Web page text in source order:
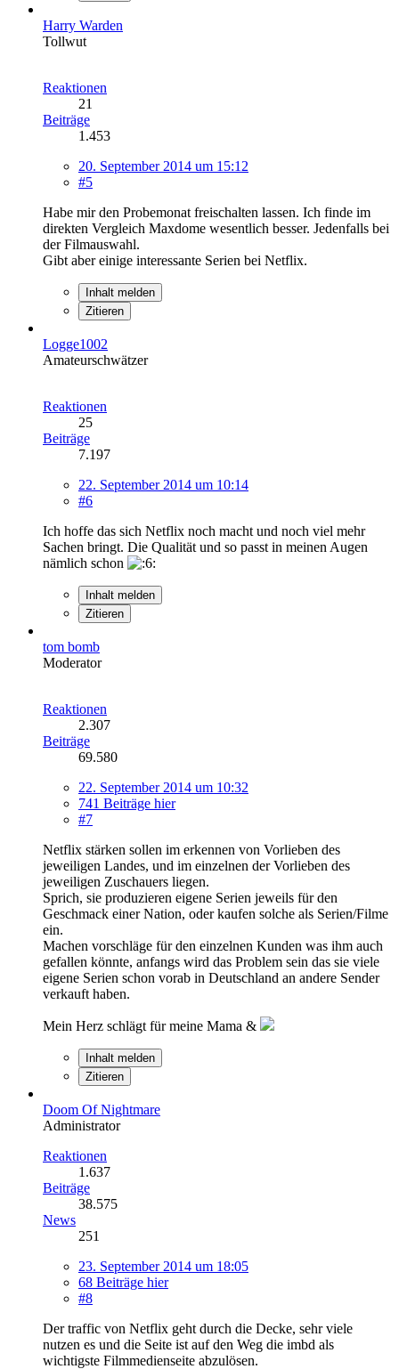
Harry Warden
Tollwut
Reaktionen
21
Beiträge
1.453
20. September 2014 um 15:12
#5
Habe mir den Probemonat freischalten lassen. Ich finde im
direkten Vergleich Maxdome wesentlich besser. Jedenfalls bei
der Filmauswahl.
Gibt aber einige interessante Serien bei Netflix.
Inhalt melden
Zitieren
Logge1002
Amateurschwätzer
Reaktionen
25
Beiträge
7.197
22. September 2014 um 10:14
#6
Ich hoffe das sich Netflix noch macht und noch viel mehr
Sachen bringt. Die Qualität und so passt in meinen Augen
nämlich schon
Inhalt melden
Zitieren
tom bomb
Moderator
Reaktionen
2.307
Beiträge
69.580
22. September 2014 um 10:32
741 Beiträge hier
#7
Netflix stärken sollen im erkennen von Vorlieben des
jeweiligen Landes, und im einzelnen der Vorlieben des
jeweiligen Zuschauers liegen.
Sprich, sie produzieren eigene Serien jeweils für den
Geschmack einer Nation, oder kaufen solche als Serien/Filme
ein.
Machen vorschläge für den einzelnen Kunden was ihm auch
gefallen könnte, anfangs wird das Problem sein das sie viele
eigene Serien schon vorab in Deutschland an andere Sender
verkauft haben.
Mein Herz schlägt für meine Mama &
Inhalt melden
Zitieren
Doom Of Nightmare
Administrator
Reaktionen
1.637
Beiträge
38.575
News
251
23. September 2014 um 18:05
68 Beiträge hier
#8
Der traffic von Netflix geht durch die Decke, sehr viele
nutzen es und die Seite ist auf den Weg die imbd als
wichtigste Filmmedienseite abzulösen.